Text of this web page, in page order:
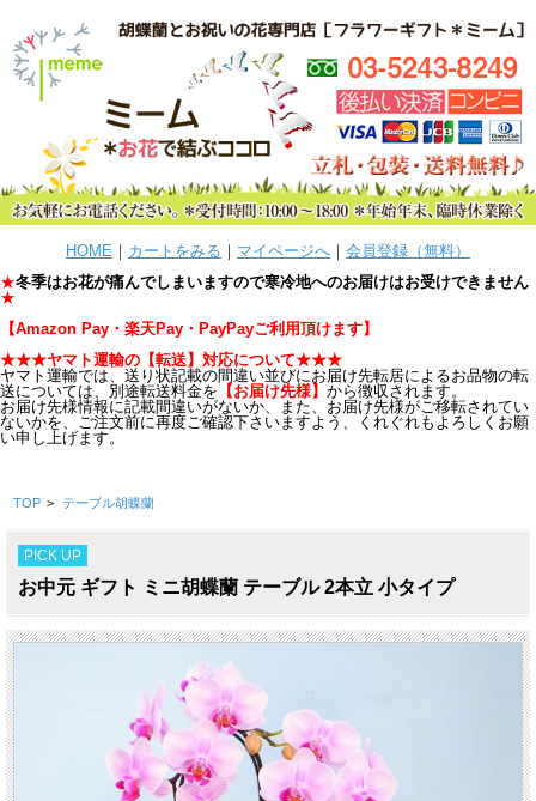
HOME ｜ カートをみる ｜ マイページへ ｜ 会員登録（無料）
★冬季はお花が痛んでしまいますので寒冷地へのお届けはお受けできません
★
【Amazon Pay・楽天Pay・PayPayご利用頂けます】
★★★ヤマト運輸の【転送】 対応について★★★
ヤマト運輸では、送り状記載の間違い並びにお届け先転居によるお品物の転
送については、別途転送料金を 【お届け先様】 から徴収されます。
お届け先様情報に記載間違いがないか、また、お届け先様がご移転されてい
ないかを、ご注文前に再度ご確認下さいますよう、くれぐれもよろしくお願
い申し上げます。
TOP > テーブル胡蝶蘭
PICK UP
お中元 ギフト ミニ胡蝶蘭 テーブル 2本立 小タイプ